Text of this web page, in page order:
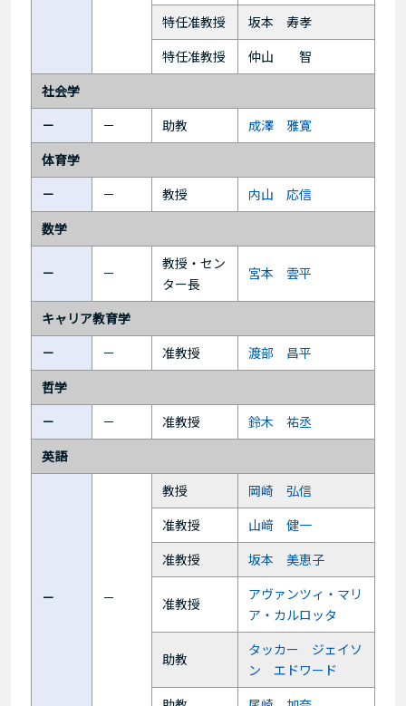
特任准教授
坂本 寿孝
特任准教授
仲山 智
社会学
－
－ 助教
成澤 雅寛
体育学
－
－ 教授
内山 応信
数学
－ －
教授・セン
ター長
宮本 雲平
キャリア教育学
－
－ 准教授
渡部 昌平
哲学
－
－ 准教授
鈴木 祐丞
英語
－ －
教授
岡崎 弘信
准教授
山﨑 健一
准教授
坂本 美恵子
准教授
アヴァンツィ・マリ
ア・カルロッタ
助教
タッカー ジェイソ
ン エドワード